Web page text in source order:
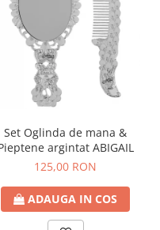
Set Oglinda de mana &
argintat ABIGAIL
125,00 RON
ADAUGA IN COS